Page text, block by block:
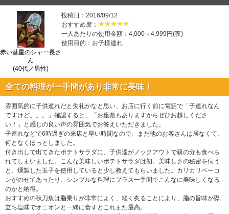
赤い彗星のシャー長さ
ん
(40代／男性)
投稿日：2016/09/12
おすすめ度：
一人あたりの使用金額：4,000～4,999円(夜)
使用目的：お子様連れ
全ての料理が一手間があり非常に美味！
雰囲気的に子供連れだと失礼かなと思い、お店に行く前に電話で「子連れなん
ですけど。。。」確認すると、「お座敷もありますからぜひお越しくださ
い！」と感じの良い声の雰囲気でお答えいただきました。
子連れなどで6時過ぎの来店と早い時間なので、まだ他のお客さんは居なくて、
何となくほっとしました。
付き出しで出てきたポテトサラダに、子供達がノックアウトで親の分も食べら
れてしまいました。こんな美味しいポテトサラダは初。美味しさの秘密を伺う
と、燻製した玉子を使用していると少し教えてもらいました。カリカリベーコ
ンがのせてあったり、シンプルな料理にプラス一手間でこんなに美味しくなる
のかと納得。
おすすめの秋刀魚は脂乗りが非常によく、軽く炙ることにより、脂の旨味が際
立ち塩味でオニオンと一緒に食すとこれまた最高。